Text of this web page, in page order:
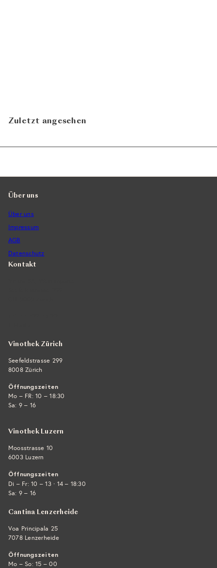
Zuletzt angesehen
Über uns
Über uns
Impressum
AGB
Datenschutz
Kontakt
Vinothek Zürich
Seefeldstrasse 299
8008 Zürich
Öffnungszeiten
Mo – FR: 10 – 18:30
Sa: 9 – 16
Vinothek Luzern
Moosstrasse 10
6003 Luzern
Öffnungszeiten
Di – Fr: 10 – 13 · 14 – 18:30
Sa: 9 – 16
Cantina Lenzerheide
Voa Principala 25
7078 Lenzerheide
Öffnungszeiten
Mo – So: 15 – 00